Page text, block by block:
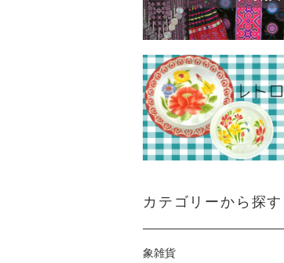
カテゴリーから探す
象雑貨